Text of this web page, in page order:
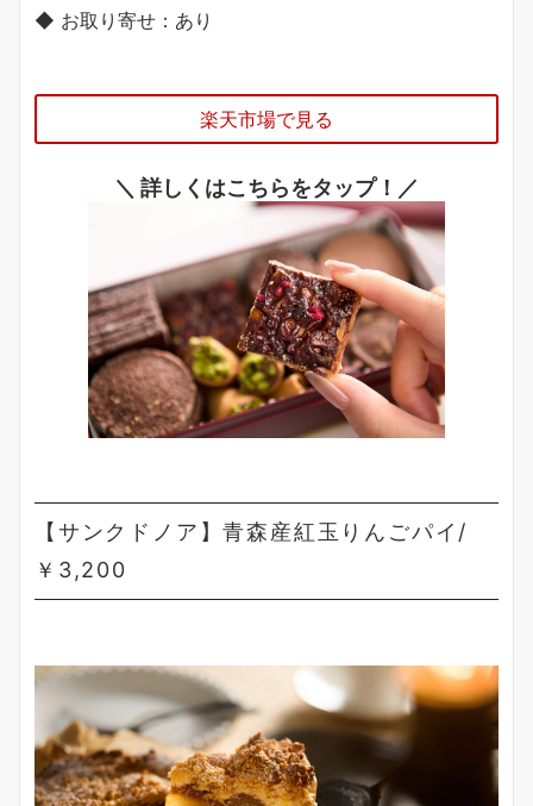
◆ お取り寄せ：あり
楽天市場で見る
＼ 詳しくはこちらをタップ！／
【サンクドノア】青森産紅玉りんごパイ/
￥3,200